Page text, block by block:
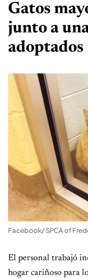
Gatos
junto a
adoptados
Facebook/ SPCA of
El personal trabajó
hogar cariñoso para